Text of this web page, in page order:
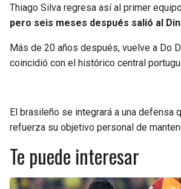
Thiago Silva regresa así al primer
pero seis meses después salió al
Más de 20 años después, vuelve a Do
coincidió con el histórico central
El brasileño se integrará a una defensa
refuerza su objetivo personal de
Te puede interesar